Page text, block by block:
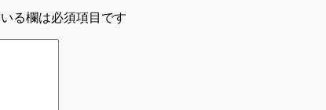
る欄は必須項目です